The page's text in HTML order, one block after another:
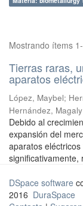
Mostrando ítems
Tierras raras,
aparatos
López, Maybel;
Hernández, Magaly
Debido al
expansión del
aparatos
significativamente,
DSpace software
2016 DuraSpace